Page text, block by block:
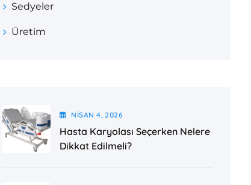
Sedyeler
Üretim
NISAN4, 2026
Hasta Karyolası Seçerken Nelere
Dikkat Edilmeli?